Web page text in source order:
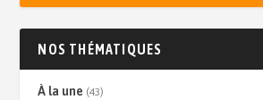
NOS THÉMATIQUES
À la une (43)